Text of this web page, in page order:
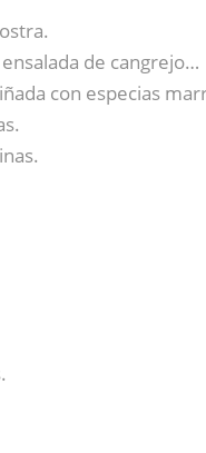
de cangrejo…
con especias